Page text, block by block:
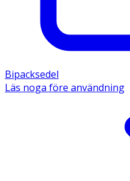
Bipacksedel
Läs noga före användning